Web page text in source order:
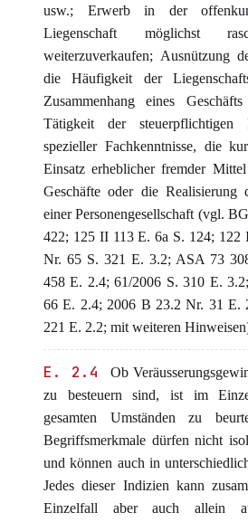
usw.; Erwerb in der
Liegenschaft möglichst
weiterzuverkaufen; Ausnützung
die Häufigkeit der
Zusammenhang eines
Tätigkeit der steuerpflichtigen
spezieller Fachkenntnisse, die
Einsatz erheblicher fremder
Geschäfte oder die Realisierung
einer Personengesellschaft (vgl.
422; 125 II 113 E. 6a S. 124; 122
Nr. 65 S. 321 E. 3.2; ASA 73
458 E. 2.4; 61/2006 S. 310 E.
66 E. 2.4; 2006 B 23.2 Nr. 31 E.
221 E. 2.2; mit weiteren
E. 2.4
Ob
zu besteuern sind, ist im
gesamten Umständen zu
Begriffsmerkmale dürfen nicht
und können auch in
Jedes dieser Indizien kann
Einzelfall aber auch allein